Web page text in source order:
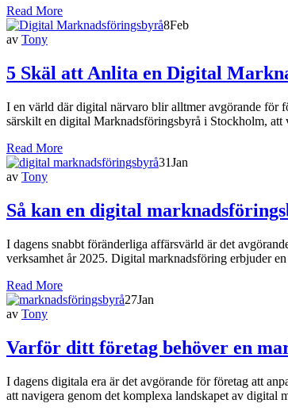
Read More
8Feb
av Tony
5 Skäl att Anlita en Digital
I en värld där digital närvaro blir alltmer avgörande för
särskilt en digital Marknadsföringsbyrå i Stockholm, att
Read More
31Jan
av Tony
Så kan en digital
I dagens snabbt föränderliga affärsvärld är det
verksamhet år 2025. Digital marknadsföring erbjuder
Read More
27Jan
av Tony
Varför ditt företag behöver en
I dagens digitala era är det avgörande för företag att
att navigera genom det komplexa landskapet av